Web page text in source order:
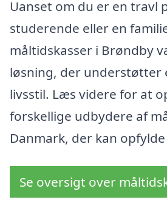
Uanset om du er en travl
studerende eller en
måltidskasser i Brøndby
løsning, der understøtter
livsstil. Læs videre for at
forskellige udbydere af
Danmark, der kan
Se oversigt over